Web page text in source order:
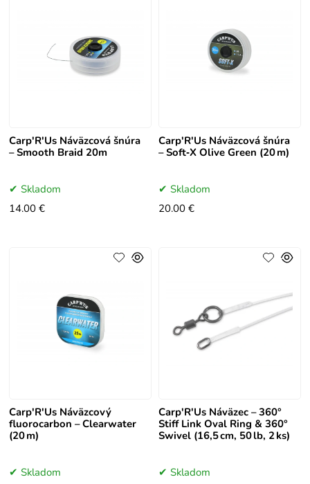
Carp'R'Us Náväzcová šnúra
– Smooth Braid 20m
Skladom
14.00 €
Carp'R'Us Náväzcová šnúra
– Soft‑X Olive Green (20 m)
Skladom
20.00 €
Carp'R'Us Náväzcový
fluorocarbon – Clearwater
(20 m)
Skladom
Carp'R'Us Náväzec – 360°
Stiff Link Oval Ring & 360°
Swivel (16,5 cm, 50 lb, 2 ks)
Skladom